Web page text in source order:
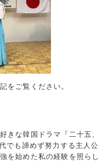
をご覧ください。
きな韓国ドラマ『二十五、
でも諦めず努力する主人公
を始めた私の経験を照らし